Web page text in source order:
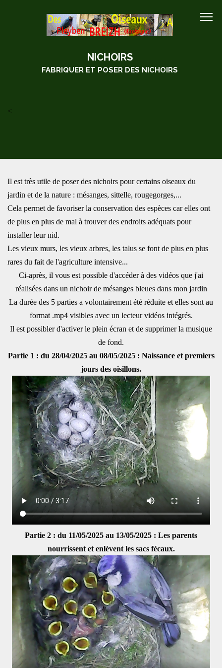
NICHOIRS
FABRIQUER ET POSER DES NICHOIRS
<
Il est très utile de poser des nichoirs pour certains oiseaux du
jardin et de la nature : mésanges, sittelle, rougegorges,...
Cela permet de favoriser la conservation des espèces car elles ont
de plus en plus de mal à trouver des endroits adéquats pour
installer leur nid.
Les vieux murs, les vieux arbres, les talus se font de plus en plus
rares du fait de l'agriculture intensive...
Ci-après, il vous est possible d'accéder à des vidéos que j'ai
réalisées dans un nichoir de mésanges bleues dans mon jardin
La durée des 5 parties a volontairement été réduite et elles sont au
format .mp4 visibles avec un lecteur vidéos intégrés.
Il est possibler d'activer le plein écran et de supprimer la musique
de fond.
Partie 1 : du 28/04/2025 au 08/05/2025 : Naissance et premiers
jours des oisillons.
Partie 2 : du 11/05/2025 au 13/05/2025 : Les parents
nourrissent et enlèvent les sacs fécaux.